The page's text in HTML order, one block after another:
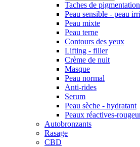
Taches de pigmentation
Peau sensible - peau
Peau mixte
Peau terne
Contours des yeux
Lifting - filler
Crème de nuit
Masque
Peau normal
Anti-rides
Serum
Peau sèche - hydratant
Peaux réactives-
Autobronzants
Rasage
CBD